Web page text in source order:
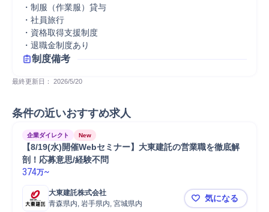
・制服（作業服）貸与
・社員旅行
・資格取得支援制度
・退職金制度あり
制度備考
最終更新日： 2026/5/20
条件の近いおすすめ求人
企業ダイレクト New
【8/19(水)開催Webセミナー】大東建託の営業職を徹底解
剖！応募意思/経験不問
374万~
大東建託株式会社
青森県内, 岩手県内, 宮城県内
【8/19(水)
気になる